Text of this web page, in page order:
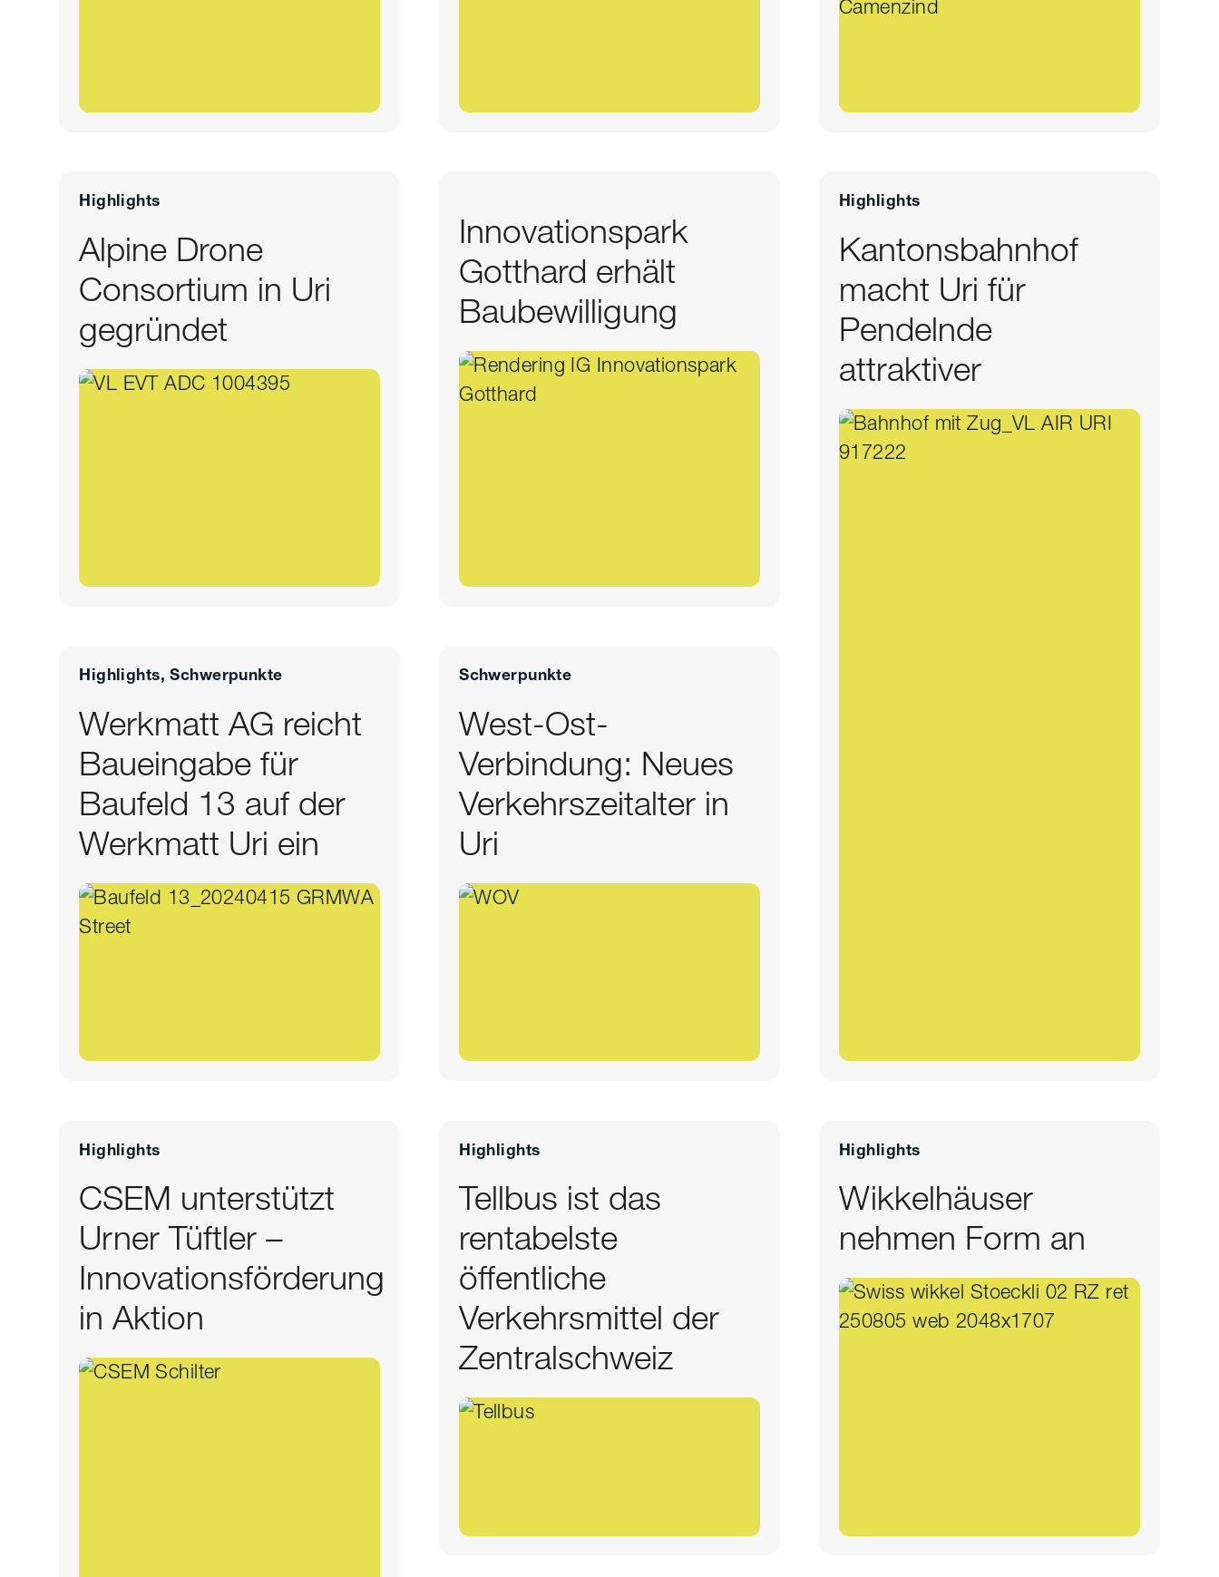
Highlights
Alpine Drone
Consortium in Uri
gegründet
Innovationspark
Gotthard erhält
Baubewilligung
Highlights
Kantonsbahnhof
macht Uri für
Pendelnde
attraktiver
Highlights, Schwerpunkte
Werkmatt AG reicht
Baueingabe für
Baufeld 13 auf der
Werkmatt Uri ein
Schwerpunkte
West-Ost-
Verbindung: Neues
Verkehrszeitalter in
Uri
Highlights
CSEM unterstützt
Urner Tüftler –
Innovationsförderung
in Aktion
Highlights
Tellbus ist das
rentabelste
öffentliche
Verkehrsmittel der
Zentralschweiz
Highlights
Wikkelhäuser
nehmen Form an